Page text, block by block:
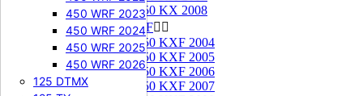
450 WRF 2023
450 WRF 2024
450 WRF 2025
450 WRF 2026
125 DTMX
250 KX 2008
250 KXF 
250 KXF 2004
250 KXF 2005
250 KXF 2006
250 KXF 2007